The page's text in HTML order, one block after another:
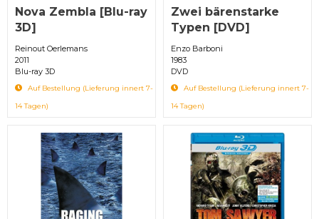
Nova Zembla [Blu-ray
3D]
Reinout Oerlemans
2011
Blu-ray 3D
Auf Bestellung (Lieferung innert 7-
14 Tagen)
Zwei bärenstarke
Typen [DVD]
Enzo Barboni
1983
DVD
Auf Bestellung (Lieferung innert 7-
14 Tagen)